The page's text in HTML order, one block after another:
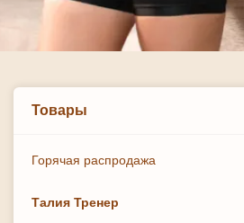
Товары
Горячая распродажа
Талия Тренер